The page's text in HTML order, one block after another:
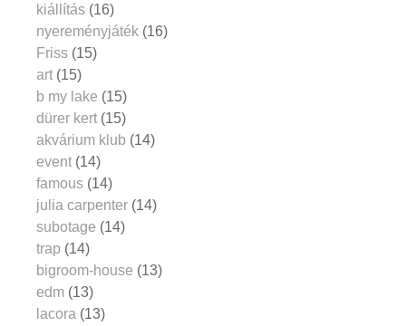
kiállítás (16)
nyereményjáték (16)
Friss (15)
art (15)
b my lake (15)
dürer kert (15)
akvárium klub (14)
event (14)
famous (14)
julia carpenter (14)
subotage (14)
trap (14)
bigroom-house (13)
edm (13)
lacora (13)